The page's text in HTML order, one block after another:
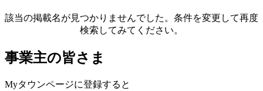
該当の掲載名が見つかりませんでした。条件を変更して再度
検索してみてください。
事業主の皆さま
Myタウンページに登録すると